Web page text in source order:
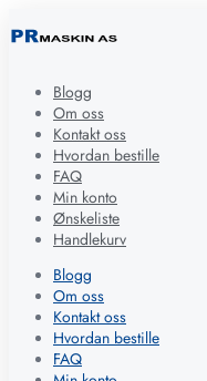
Blogg
Om oss
Kontakt oss
Hvordan bestille
FAQ
Min konto
Ønskeliste
Handlekurv
Blogg
Om oss
Kontakt oss
Hvordan bestille
FAQ